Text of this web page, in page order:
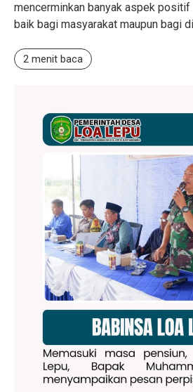
mencerminkan banyak aspek positif
baik bagi masyarakat maupun bagi
2 menit baca